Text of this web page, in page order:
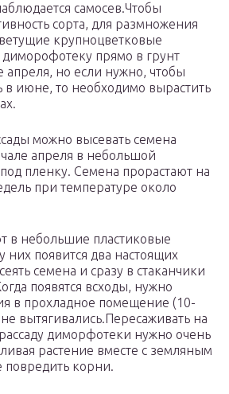
самосев.Чтобы
сорта, для размножения
крупноцветковые
прямо в грунт
но если нужно, чтобы
в июне, то необходимо вырастить
можно высевать семена
апреля в небольшой
пленку. Семена прорастают на
при температуре около
в небольшие пластиковые
них появится два настоящих
семена и сразу в стаканчики
появятся всходы, нужно
в прохладное помещение (10-
вытягивались.Пересаживать на
диморфотеки нужно очень
растение вместе с земляным
повредить корни.